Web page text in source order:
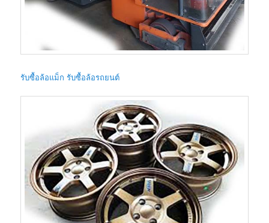
รับซื้อล้อแม็ก รับซื้อล้อรถยนต์